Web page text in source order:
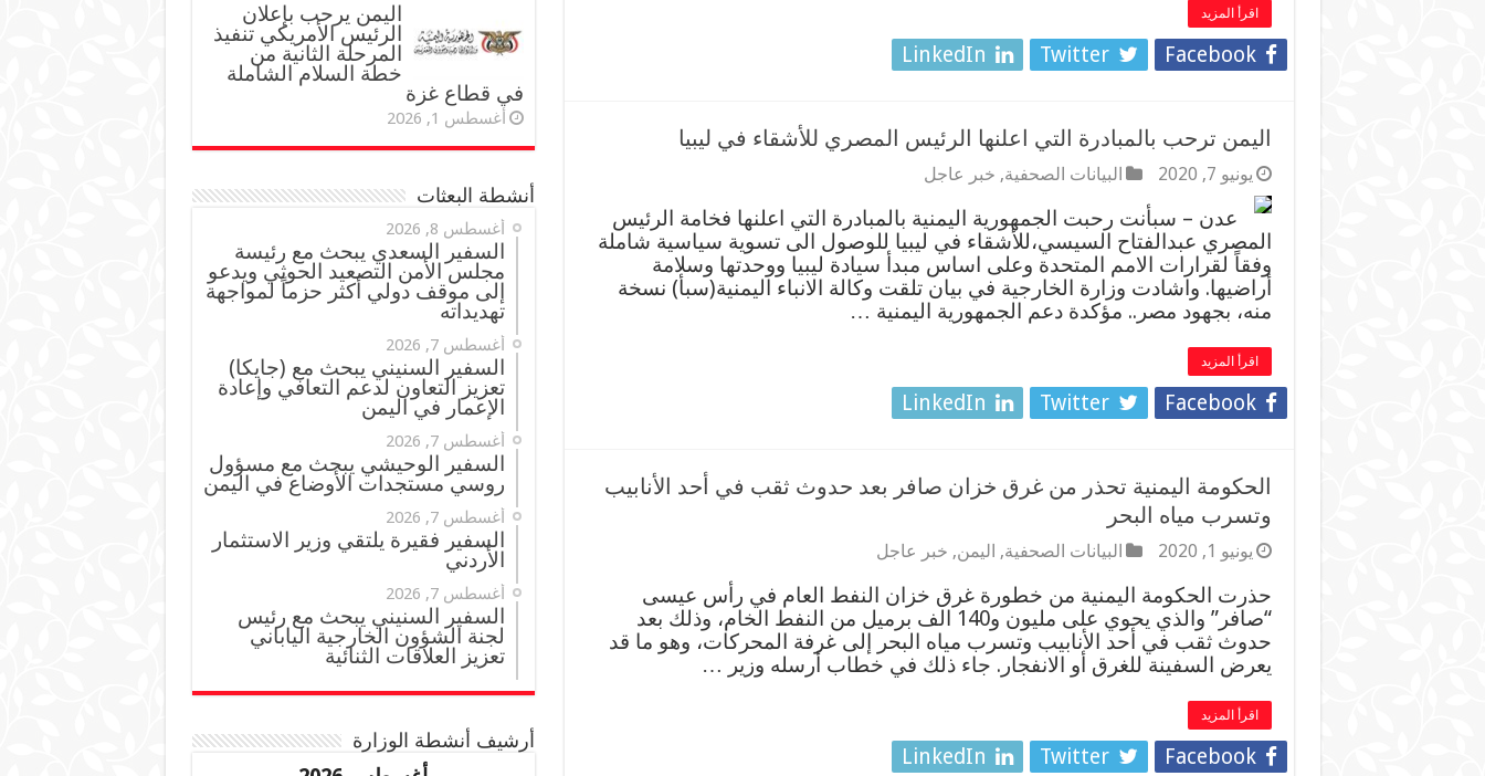
اقرأ المزيد
Facebook
Twitter
LinkedIn
اليمن ترحب بالمبادرة التي اعلنها الرئيس المصري للأشقاء في ليبيا
يونيو 7, 2020 البيانات الصحفية, خبر عاجل
عدن – سبأنت رحبت الجمهورية اليمنية بالمبادرة التي اعلنها فخامة الرئيس
المصري عبدالفتاح السيسي،للأشقاء في ليبيا للوصول الى تسوية سياسية شاملة
وفقاً لقرارات الامم المتحدة وعلى اساس مبدأ سيادة ليبيا ووحدتها وسلامة
أراضيها. واشادت وزارة الخارجية في بيان تلقت وكالة الانباء اليمنية(سبأ) نسخة
منه، بجهود مصر.. مؤكدة دعم الجمهورية اليمنية …
اقرأ المزيد
Facebook
Twitter
LinkedIn
الحكومة اليمنية تحذر من غرق خزان صافر بعد حدوث ثقب في أحد الأنابيب
وتسرب مياه البحر
يونيو 1, 2020 البيانات الصحفية, اليمن, خبر عاجل
حذرت الحكومة اليمنية من خطورة غرق خزان النفط العام في رأس عيسى
“صافر” والذي يحوي على مليون و140 الف برميل من النفط الخام، وذلك بعد
حدوث ثقب في أحد الأنابيب وتسرب مياه البحر إلى غرفة المحركات، وهو ما قد
يعرض السفينة للغرق أو الانفجار. جاء ذلك في خطاب أرسله وزير …
اقرأ المزيد
Facebook
Twitter
LinkedIn
اليمن يرحب بإعلان
الرئيس الأمريكي تنفيذ
المرحلة الثانية من
خطة السلام الشاملة
في قطاع غزة
أغسطس 1, 2026
أنشطة البعثات
أغسطس 8, 2026
السفير السعدي يبحث مع رئيسة
مجلس الأمن التصعيد الحوثي ويدعو
إلى موقف دولي أكثر حزماً لمواجهة
تهديداته
أغسطس 7, 2026
السفير السنيني يبحث مع (جايكا)
تعزيز التعاون لدعم التعافي وإعادة
الإعمار في اليمن
أغسطس 7, 2026
السفير الوحيشي يبحث مع مسؤول
روسي مستجدات الأوضاع في اليمن
أغسطس 7, 2026
السفير فقيرة يلتقي وزير الاستثمار
الأردني
أغسطس 7, 2026
السفير السنيني يبحث مع رئيس
لجنة الشؤون الخارجية الياباني
تعزيز العلاقات الثنائية
أرشيف أنشطة الوزارة